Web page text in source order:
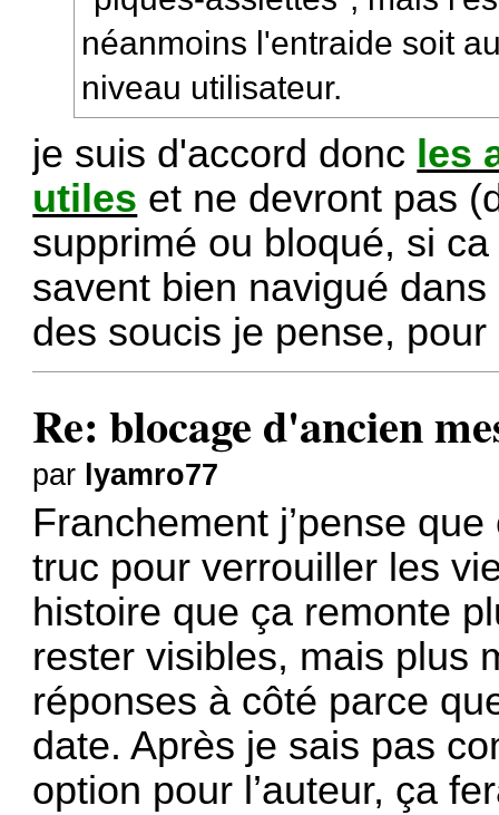
néanmoins l'entraide soit
niveau utilisateur.
je suis d'accord donc les
utiles et ne devront pas
supprimé ou bloqué, si
savent bien navigué
des soucis je pense,
Re: blocage d'ancien
par lyamro77
Franchement j’pense
truc pour verrouiller les
histoire que ça remonte
rester visibles, mais plus
réponses à côté parce
date. Après je sais pas
option pour l’auteur, ça